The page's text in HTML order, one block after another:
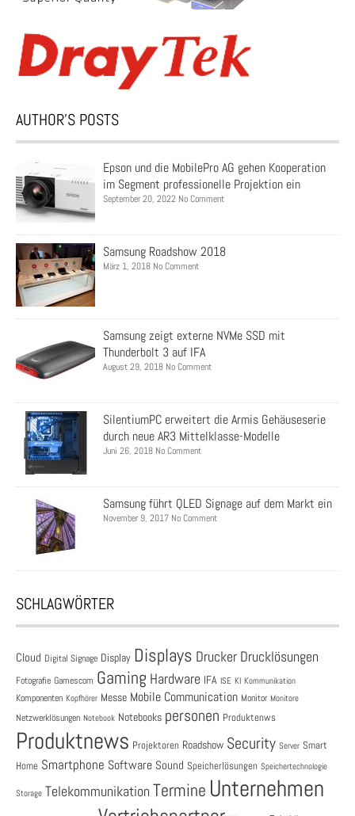
AUTHOR’S POSTS
Epson und die MobilePro AG gehen Kooperation
im Segment professionelle Projektion ein
September 20, 2022 No Comment
Samsung Roadshow 2018
März 1, 2018 No Comment
Samsung zeigt externe NVMe SSD mit
Thunderbolt 3 auf IFA
August 29, 2018 No Comment
SilentiumPC erweitert die Armis Gehäuseserie
durch neue AR3 Mittelklasse-Modelle
Juni 26, 2018 No Comment
Samsung führt QLED Signage auf dem Markt ein
November 9, 2017 No Comment
SCHLAGWÖRTER
Cloud Digital Signage Display Displays Drucker Drucklösungen
Fotografie Gamescom Gaming Hardware IFA ISE KI Kommunikation
Komponenten Kopfhörer Messe Mobile Communication Monitor Monitore
Netzwerklösungen Notebook Notebooks personen Produktenws
Produktnews Projektoren Roadshow Security Server Smart
Home Smartphone Software Sound Speicherlösungen Speichertechnologie
Storage Telekommunikation Termine Unternehmen